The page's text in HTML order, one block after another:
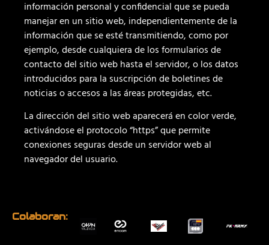
información personal y confidencial que se pueda
manejar en un sitio web, independientemente de la
información que se esté transmitiendo, como por
ejemplo, desde cualquiera de los formularios de
contacto del sitio web hasta el servidor, o los datos
introducidos para la suscripción de boletines de
noticias o accesos a las áreas protegidas, etc.
La dirección del sitio web aparecerá en color verde,
activándose el protocolo “https” que permite
conexiones seguras desde un servidor web al
navegador del usuario.
Colaboran: